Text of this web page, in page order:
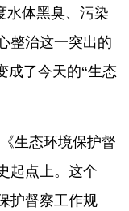
水体黑臭、污染
整治这一突出的
成了今天的“生态
生态环境保护督
起点上。这个
护督察工作规